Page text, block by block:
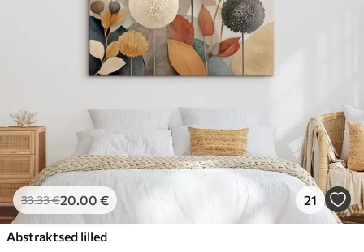
33.33€20.00 € 21
Abstraktsed lilled